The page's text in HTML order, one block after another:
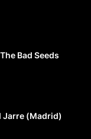
Bad Seeds
Jarre (Madrid)